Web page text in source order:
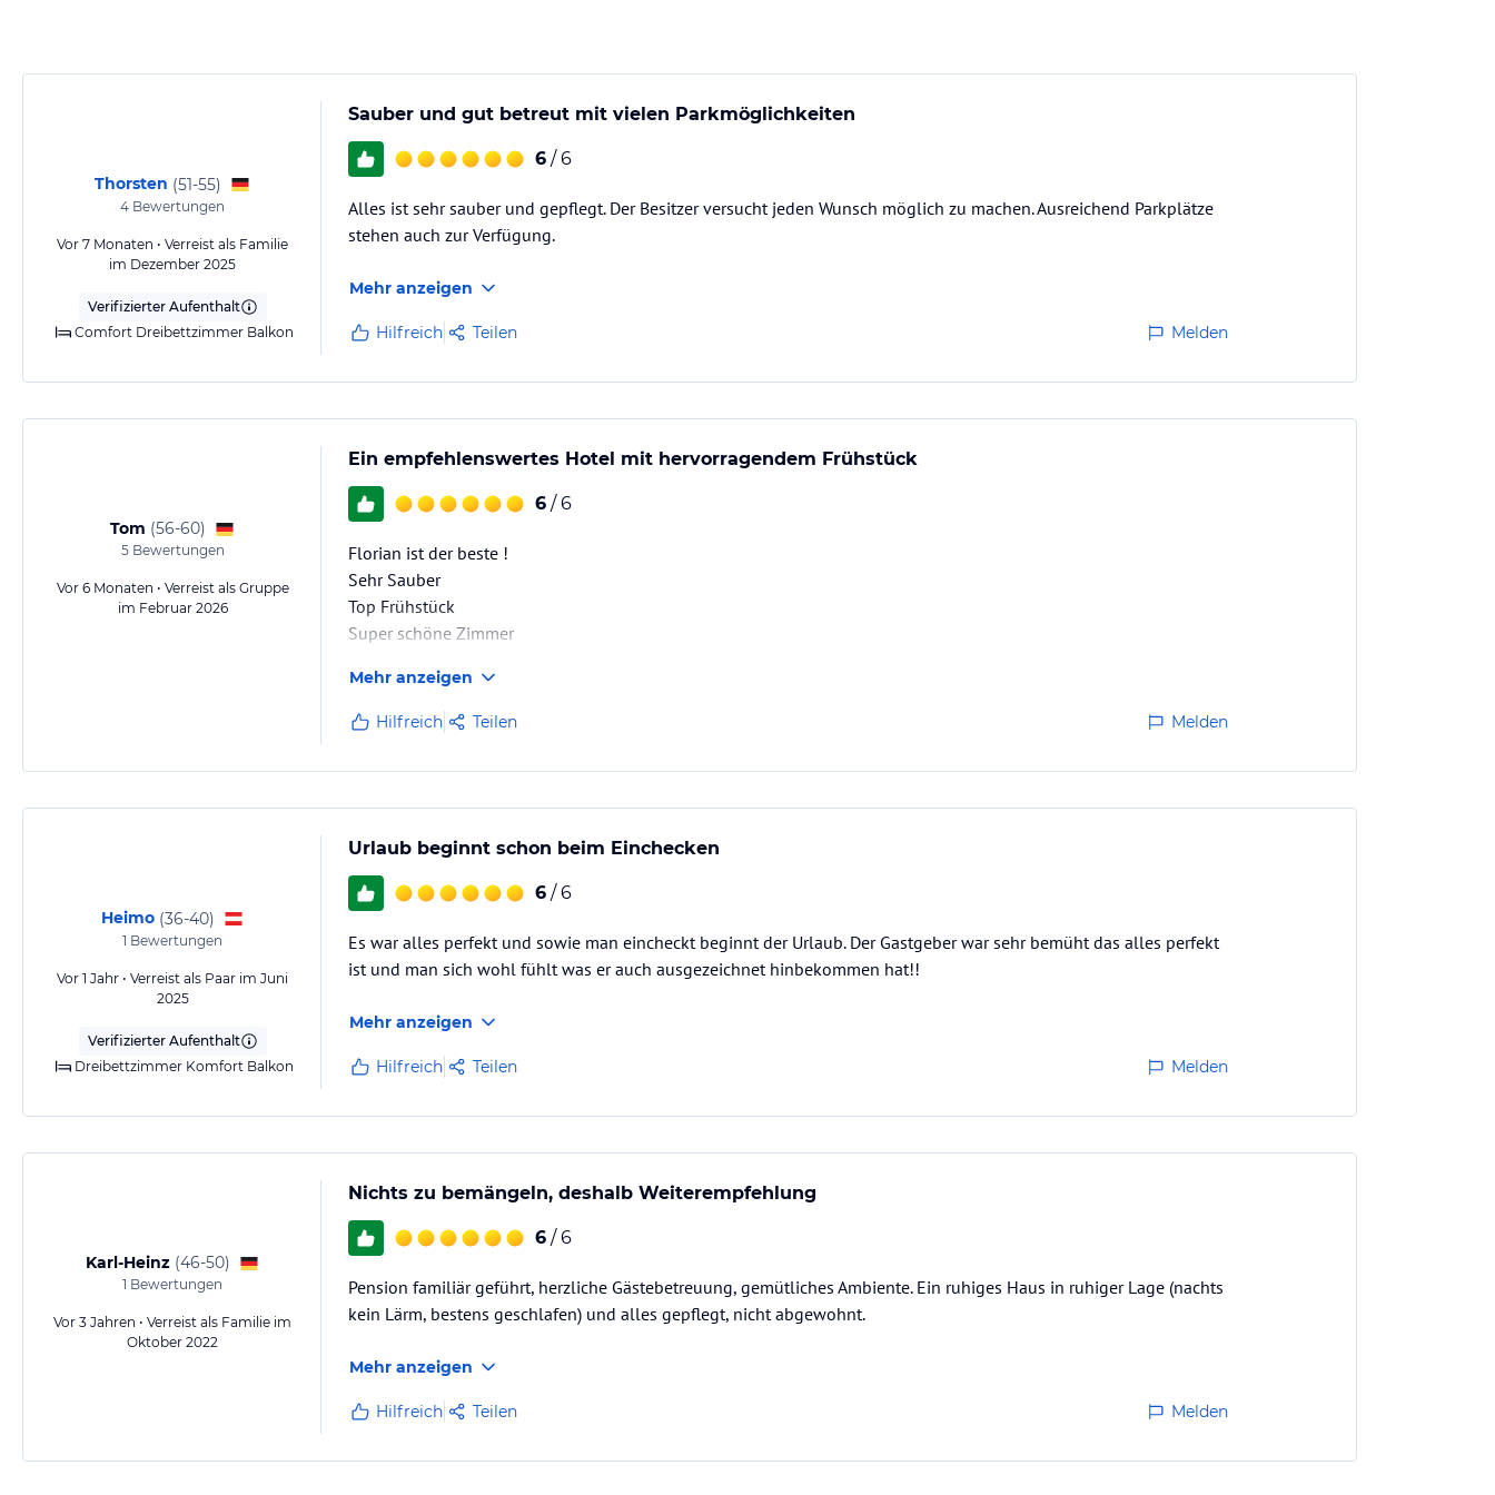
Zentrum - bis zum Jägesee und wieder retour :) ...
www.pension-oberauer.at
Hinweis: Allgemeine und unverbindliche Hoteliers-/Veranstalter-/Kataloginformationen. Alle Angaben ohne
Gewähr und ohne Prüfung durch HolidayCheck. Bitte lies vor der Buchung die verbindlichen
Thorsten (51-55)
4 Bewertungen
Vor 7 Monaten • Verreist als Familie
im Dezember 2025
Verifizierter Aufenthalt
Comfort Dreibettzimmer Balkon
Sauber und gut betreut mit vielen Parkmöglichkeiten
6 / 6
Alles ist sehr sauber und gepflegt. Der Besitzer versucht jeden Wunsch möglich zu machen. Ausreichend Parkplätze
stehen auch zur Verfügung.
Mehr anzeigen
Hilfreich Teilen Melden
Tom (56-60)
5Bewertungen
Vor 6 Monaten • Verreist als Gruppe
im Februar 2026
Ein empfehlenswertes Hotel mit hervorragendem Frühstück
6 / 6
Florian ist der beste !
Sehr Sauber
Top Frühstück
Super schöne Zimmer
Immer gerne wieder
Mehr anzeigen
Hilfreich Teilen Melden
Heimo (36-40)
1 Bewertungen
Vor 1 Jahr • Verreist als Paar im Juni
2025
Verifizierter Aufenthalt
Dreibettzimmer Komfort Balkon
Urlaub beginnt schon beim Einchecken
6 / 6
Es war alles perfekt und sowie man eincheckt beginnt der Urlaub. Der Gastgeber war sehr bemüht das alles perfekt
ist und man sich wohl fühlt was er auch ausgezeichnet hinbekommen hat!!
Mehr anzeigen
Hilfreich Teilen Melden
Karl-Heinz (46-50)
1 Bewertungen
Vor 3 Jahren • Verreist als Familie im
Oktober 2022
Nichts zu bemängeln, deshalb Weiterempfehlung
6 / 6
Pension familiär geführt, herzliche Gästebetreuung, gemütliches Ambiente. Ein ruhiges Haus in ruhiger Lage (nachts
kein Lärm, bestens geschlafen) und alles gepflegt, nicht abgewohnt.
Mehr anzeigen
Hilfreich Teilen Melden